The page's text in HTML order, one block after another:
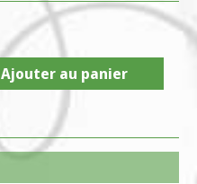
Ajouter au panier